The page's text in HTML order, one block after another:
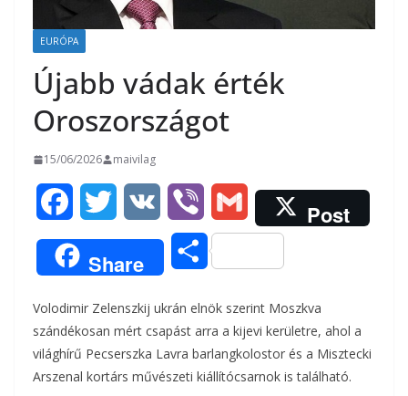
EURÓPA
Újabb vádak érték
Oroszországot
15/06/2026 maivilag
a
c
e
b
o
w
i
t
t
e
K
i
b
e
r
m
a
i
l
Post
Share
O
s
z
Volodimir Zelenszkij ukrán elnök szerint Moszkva
szándékosan mért csapást arra a kijevi kerületre, ahol a
világhírű Pecserszka Lavra barlangkolostor és a Misztecki
Arszenal kortárs művészeti kiállítócsarnok is található.